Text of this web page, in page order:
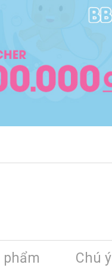
Chú ý